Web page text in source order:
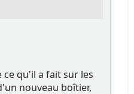
qu'il a fait sur les
nouveau boîtier,